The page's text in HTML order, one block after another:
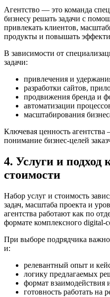
Агентство — это команда
бизнесу решать задачи с
привлекать клиентов,
продукты и повышать
В зависимости от
задачи:
привлечения и
разработки сайтов,
продвижения бренда и
автоматизации
масштабирования
Ключевая ценность
понимание бизнес-целей
4. Услуги и
стоимости
Набор услуг и стоимость
задач, масштаба проекта и
агентства работают как по
формате комплексного digital-
При выборе подрядчика
и:
релевантный опыт и
логику предлагаемых
формат взаимодействия
готовность работать на